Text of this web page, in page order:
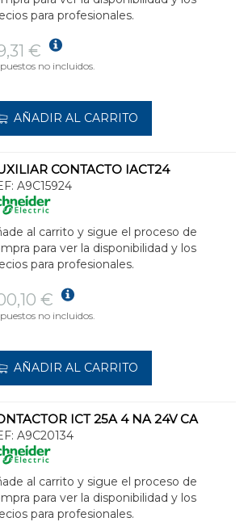
para profesionales.
€
no incluidos.
AÑADIR AL CARRITO
CONTACTO IACT24
A9C15924
al carrito y sigue el proceso de
para ver la disponibilidad y los
para profesionales.
€
no incluidos.
AÑADIR AL CARRITO
ICT 25A 4 NA 24V CA
A9C20134
al carrito y sigue el proceso de
para ver la disponibilidad y los
para profesionales.